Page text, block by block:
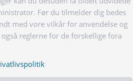
Før du tilmelder dig bedes
med vore vilkår for anvendelse og
reglerne for de forskellige fora